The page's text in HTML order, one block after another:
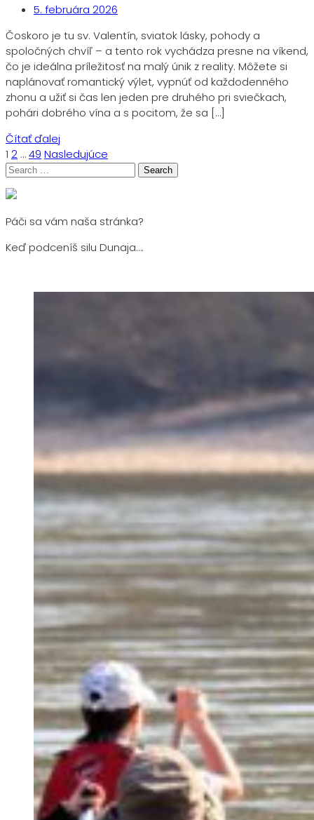
5. februára 2026
Čoskoro je tu sv. Valentín, sviatok lásky, pohody a
spoločných chvíľ – a tento rok vychádza presne na víkend,
čo je ideálna príležitosť na malý únik z reality. Môžete si
naplánovať romantický výlet, vypnúť od každodenného
zhonu a užiť si čas len jeden pre druhého pri sviečkach,
pohári dobrého vína a s pocitom, že sa […]
Čítať ďalej
Stránkovanie
príspevkov
1 2 …49 Nasledujúce
Search
Páči sa vám naša stránka?
Keď podceníš silu Dunaja….